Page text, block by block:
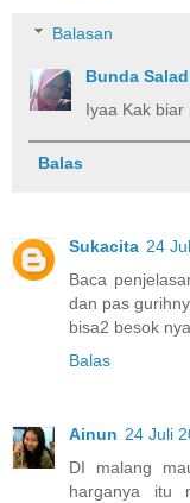
Balasan
Bunda
Iyaa Kak
Balas
Sukacita 24
Baca
dan pas
bisa2 besok
Balas
Ainun 24 Juli
DI malang
harganya itu